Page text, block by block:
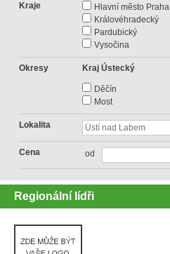
Kraje Hlavní město Praha
Královéhradecký
Pardubický
Vysočina
Okresy Kraj Ústecký
Děčín
Most
Lokalita
Cena od
Regionální lídři